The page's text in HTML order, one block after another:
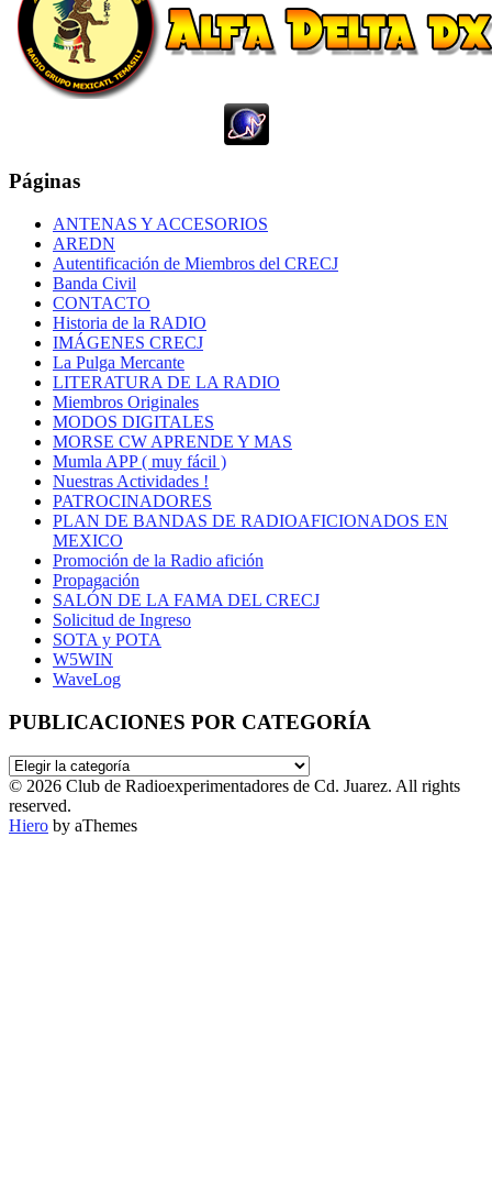
Páginas
ANTENAS Y ACCESORIOS
AREDN
Autentificación de Miembros del CRECJ
Banda Civil
CONTACTO
Historia de la RADIO
IMÁGENES CRECJ
La Pulga Mercante
LITERATURA DE LA RADIO
Miembros Originales
MODOS DIGITALES
MORSE CW APRENDE Y MAS
Mumla APP ( muy fácil )
Nuestras Actividades !
PATROCINADORES
PLAN DE BANDAS DE RADIOAFICIONADOS EN
MEXICO
Promoción de la Radio afición
Propagación
SALÓN DE LA FAMA DEL CRECJ
Solicitud de Ingreso
SOTA y POTA
W5WIN
WaveLog
PUBLICACIONES POR CATEGORÍA
PUBLICACIONES
POR
CATEGORÍA
© 2026 Club de Radioexperimentadores de Cd. Juarez. All rights
reserved.
Hiero by aThemes